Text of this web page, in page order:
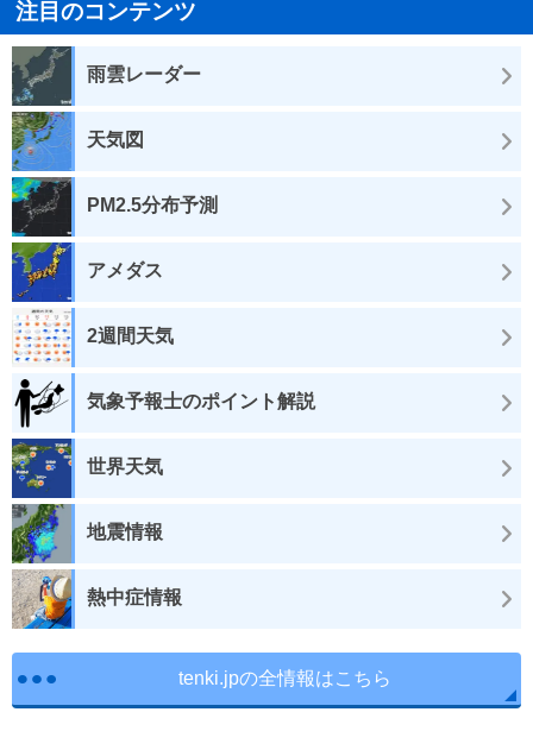
注目のコンテンツ
雨雲レーダー
天気図
PM2.5分布予測
アメダス
2週間天気
気象予報士のポイント解説
世界天気
地震情報
熱中症情報
tenki.jpの全情報はこちら